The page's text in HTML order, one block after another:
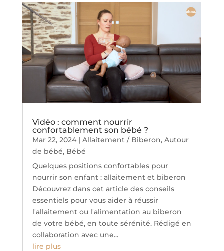
Vidéo : comment nourrir
confortablement son bébé ?
Mar 22, 2024| Allaitement / Biberon, Autour
de bébé, Bébé
Quelques positions confortables pour
nourrir son enfant : allaitement et biberon
Découvrez dans cet article des conseils
essentiels pour vous aider à réussir
l'allaitement ou l'alimentation au biberon
de votre bébé, en toute sérénité. Rédigé en
collaboration avec une...
lire plus